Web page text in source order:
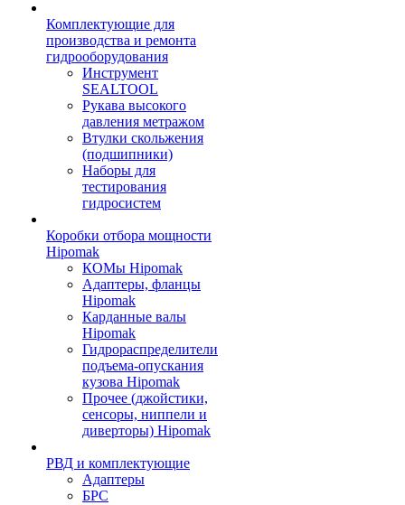
Комплектующие для
производства и ремонта
гидрооборудования
Инструмент
SEALTOOL
Рукава высокого
давления метражом
Втулки скольжения
(подшипники)
Наборы для
тестирования
гидросистем
Коробки отбора мощности
Hipomak
КОМы Hipomak
Адаптеры, фланцы
Hipomak
Карданные валы
Hipomak
Гидрораспределители
подъема-опускания
кузова Hipomak
Прочее (джойстики,
сенсоры, ниппели и
диверторы) Hipomak
РВД и комплектующие
Адаптеры
БРС